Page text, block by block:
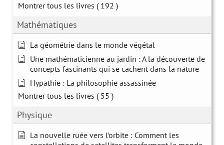
Montrer tous les livres ( 192 )
Mathématiques
La géométrie dans le monde végétal
Une mathématicienne au jardin : A la découverte de
concepts fascinants qui se cachent dans la nature
Hypathie : La philosophie assassinée
Montrer tous les livres ( 55 )
Physique
La nouvelle ruée vers l’orbite : Comment les